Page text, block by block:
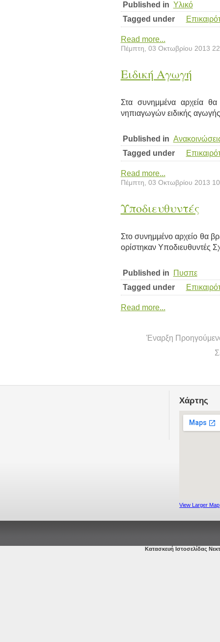
Published in Υλικό
Tagged under
Read more...
Πέμπτη, 03 Οκτωβρίου 2013
Ειδική Αγωγή
Στα συνημμένα αρχεία θα
νηπιαγωγών ειδικής αγωγής
Published in
Tagged under
Read more...
Πέμπτη, 03 Οκτωβρίου 2013
Υποδιευθυντές
Στο συνημμένο αρχείο θα
ορίστηκαν Υποδιευθυντές
Published in
Πυσπε
Tagged under
Read more...
Έναρξη
Χάρτης
View Larger Map
Κατασκευή Ιστοσελίδας